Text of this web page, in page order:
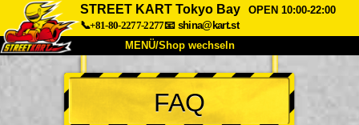
STREET KART Tokyo Bay
OPEN 10:00-22:00
📞+81-80-2277-2277📧 shina@kart.st
MENÜ/Shop wechseln
START
Über uns Spezifikationen Preise
FAQ